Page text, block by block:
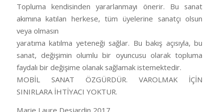
Topluma kendisinden yararlanmayı önerir. Bu sanat
akımına katılan herkese, tüm üyelerine sanatçı olsun
veya olmasın
yaratıma katılma yeteneği sağlar. Bu bakış açısıyla, bu
sanat, değişimin olumlu bir oyuncusu olarak topluma
faydalı bir değişime olanak sağlamak istemektedir.
MOBİL SANAT ÖZGÜRDÜR. VAROLMAK İÇİN
SINIRLARA İHTİYACI YOKTUR.